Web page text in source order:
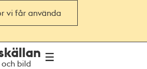
vi får använda
bild